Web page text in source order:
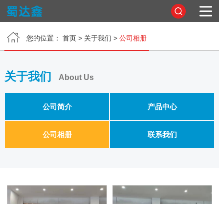
首页
关于我们
产品中心
公司相册
联系我们
您的位置： 首页> 关于我们 > 公司相册
关于我们 About Us
公司简介 产品中心
公司相册 联系我们